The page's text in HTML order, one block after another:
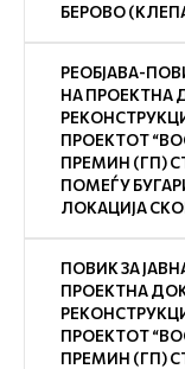
БЕРОВО
РЕОБЈАВА-
НА ПРОЕКТНА
ПРОЕКТОТ
ПРЕМИН (ГП)
ПОМЕЃУ
ЛОКАЦИЈА
ПОВИК ЗА
ПРОЕКТНА
ПРОЕКТОТ
ПРЕМИН (ГП)